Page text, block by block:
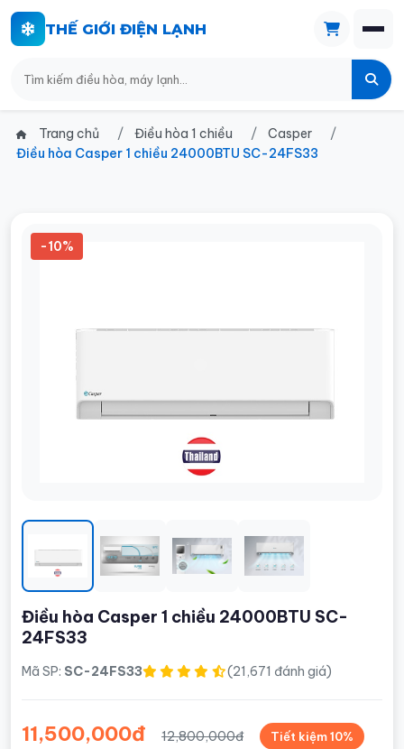
THẾ GIỚI ĐIỆN LẠNH
Trang chủ Điều hòa 1 chiều
Casper
Điều hòa Casper 1 chiều 24000BTU SC-24FS33
-10%
Điều hòa Casper 1 chiều 24000BTU SC-
24FS33
Mã SP: SC-24FS33 (21,671 đánh giá)
11,500,000đ 12,800,000đ Tiết kiệm 10%